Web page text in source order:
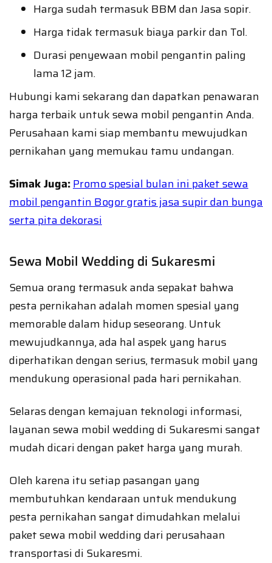
Harga sudah termasuk BBM dan Jasa sopir.
Harga tidak termasuk biaya parkir dan Tol.
Durasi penyewaan mobil pengantin paling
lama 12 jam.
Hubungi kami sekarang dan dapatkan penawaran
harga terbaik untuk sewa mobil pengantin Anda.
Perusahaan kami siap membantu mewujudkan
pernikahan yang memukau tamu undangan.
Simak Juga:Promo spesial bulan ini paket sewa
mobil pengantin Bogor gratis jasa supir dan bunga
serta pita dekorasi
Sewa Mobil Wedding di Sukaresmi
Semua orang termasuk anda sepakat bahwa
pesta pernikahan adalah momen spesial yang
memorable dalam hidup seseorang. Untuk
mewujudkannya, ada hal aspek yang harus
diperhatikan dengan serius, termasuk mobil yang
mendukung operasional pada hari pernikahan.
Selaras dengan kemajuan teknologi informasi,
layanan sewa mobil wedding di Sukaresmi sangat
mudah dicari dengan paket harga yang murah.
Oleh karena itu setiap pasangan yang
membutuhkan kendaraan untuk mendukung
pesta pernikahan sangat dimudahkan melalui
paket sewa mobil wedding dari perusahaan
transportasi di Sukaresmi.